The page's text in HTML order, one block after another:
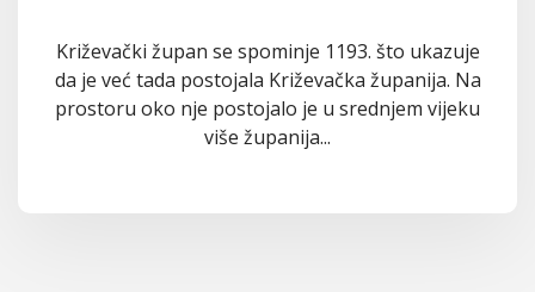
Križevački župan se spominje 1193. što ukazuje
da je već tada postojala Križevačka županija. Na
prostoru oko nje postojalo je u srednjem vijeku
više županija...